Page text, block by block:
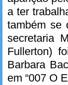
a ter
também se
secretaria
Fullerton)
Barbara
em “007 O